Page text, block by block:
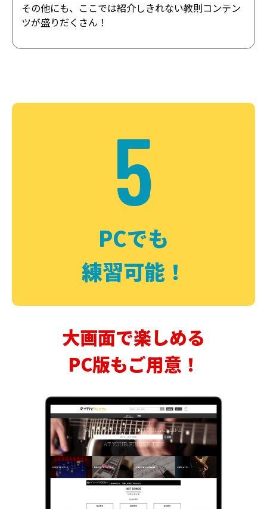
その他にも、ここでは紹介しきれない教則コンテン
ツが盛りだくさん！
5
PCでも
練習可能！
大画面で楽しめる
PC版もご用意！